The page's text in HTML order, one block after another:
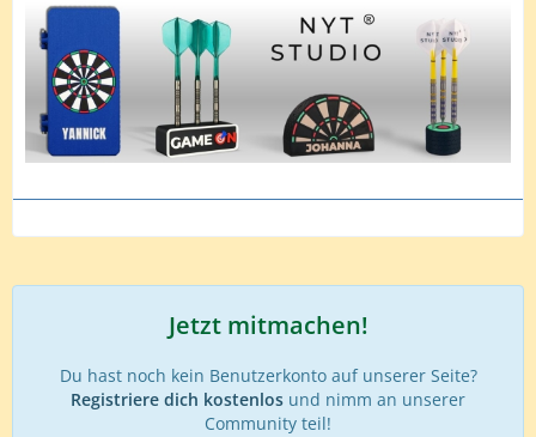
Jetzt mitmachen!
Du hast noch kein Benutzerkonto auf unserer Seite?
Registriere dich kostenlos und nimm an unserer
Community teil!